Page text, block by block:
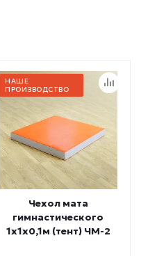
НАШЕ
ПРОИЗВОДСТВО
Чехол мата
гимнастического
1х1х0,1м (тент) ЧМ-2